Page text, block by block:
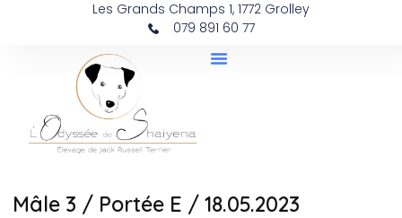
Les Grands Champs 1, 1772 Grolley
079 891 60 77
Mâle 3 / Portée E / 18.05.2023